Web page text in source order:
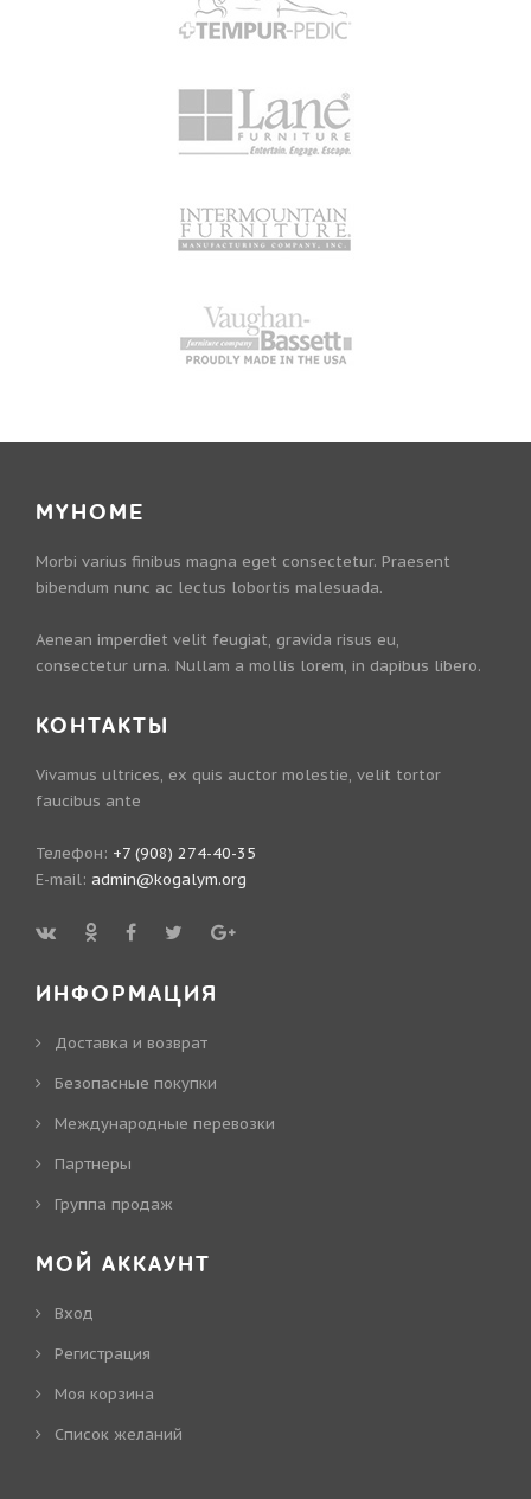
MYHOME
Morbi varius finibus magna eget consectetur. Praesent
bibendum nunc ac lectus lobortis malesuada.
Aenean imperdiet velit feugiat, gravida risus eu,
consectetur urna. Nullam a mollis lorem, in dapibus libero.
КОНТАКТЫ
Vivamus ultrices, ex quis auctor molestie, velit tortor
faucibus ante
Телефон: +7 (908) 274-40-35
E-mail: admin@kogalym.org
ИНФОРМАЦИЯ
Доставка и возврат
Безопасные покупки
Международные перевозки
Партнеры
Группа продаж
МОЙ АККАУНТ
Вход
Регистрация
Моя корзина
Cписок желаний